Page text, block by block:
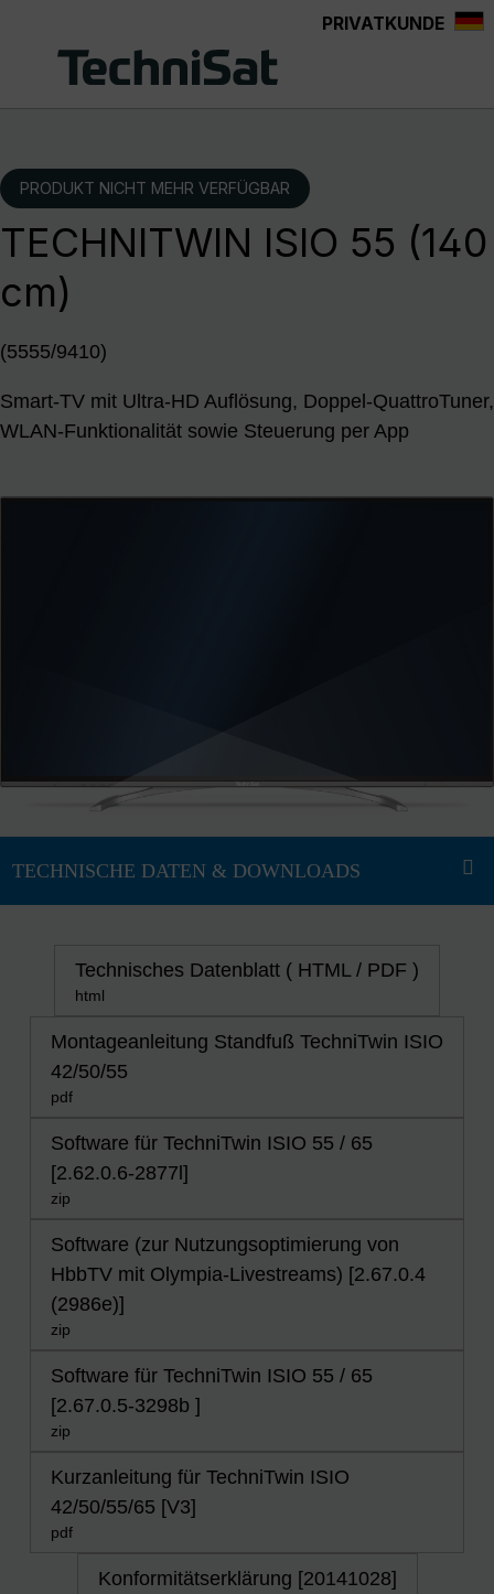
PRIVATKUNDE
PRODUKT NICHT MEHR VERFÜGBAR
TECHNITWIN ISIO 55 (140
cm)
(5555/9410)
Smart-TV mit Ultra-HD Auflösung, Doppel-QuattroTuner,
WLAN-Funktionalität sowie Steuerung per App
Technisches Datenblatt ( HTML / PDF )
html
Montageanleitung Standfuß TechniTwin ISIO
42/50/55
pdf
Software für TechniTwin ISIO 55 / 65
[2.62.0.6-2877l]
zip
Software (zur Nutzungsoptimierung von
HbbTV mit Olympia-Livestreams) [2.67.0.4
(2986e)]
zip
Software für TechniTwin ISIO 55 / 65
[2.67.0.5-3298b ]
zip
Kurzanleitung für TechniTwin ISIO
42/50/55/65 [V3]
pdf
Konformitätserklärung [20141028]